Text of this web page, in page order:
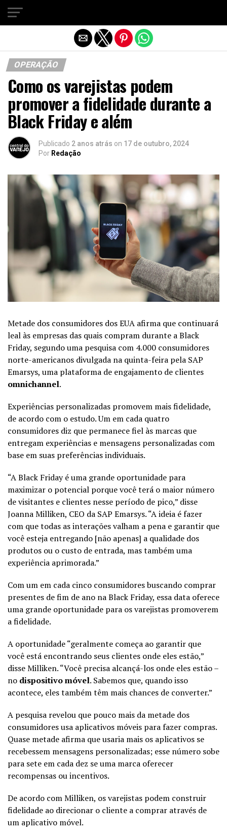
OPERAÇÃO
Como os varejistas podem
promover a fidelidade durante a
Black Friday e além
Publicado 2 anos atrás on 17 de outubro, 2024
Por Redação
Metade dos consumidores dos EUA afirma que continuará
leal às empresas das quais compram durante a Black
Friday, segundo uma pesquisa com 4.000 consumidores
norte-americanos divulgada na quinta-feira pela SAP
Emarsys, uma plataforma de engajamento de clientes
omnichannel.
Experiências personalizadas promovem mais fidelidade,
de acordo com o estudo. Um em cada quatro
consumidores diz que permanece fiel às marcas que
entregam experiências e mensagens personalizadas com
base em suas preferências individuais.
“A Black Friday é uma grande oportunidade para
maximizar o potencial porque você terá o maior número
de visitantes e clientes nesse período de pico,” disse
Joanna Milliken, CEO da SAP Emarsys. “A ideia é fazer
com que todas as interações valham a pena e garantir que
você esteja entregando [não apenas] a qualidade dos
produtos ou o custo de entrada, mas também uma
experiência aprimorada.”
Com um em cada cinco consumidores buscando comprar
presentes de fim de ano na Black Friday, essa data oferece
uma grande oportunidade para os varejistas promoverem
a fidelidade.
A oportunidade “geralmente começa ao garantir que
você está encontrando seus clientes onde eles estão,”
disse Milliken. “Você precisa alcançá-los onde eles estão –
no dispositivo móvel. Sabemos que, quando isso
acontece, eles também têm mais chances de converter.”
A pesquisa revelou que pouco mais da metade dos
consumidores usa aplicativos móveis para fazer compras.
Quase metade afirma que usaria mais os aplicativos se
recebessem mensagens personalizadas; esse número sobe
para sete em cada dez se uma marca oferecer
recompensas ou incentivos.
De acordo com Milliken, os varejistas podem construir
fidelidade ao direcionar o cliente a comprar através de
um aplicativo móvel.